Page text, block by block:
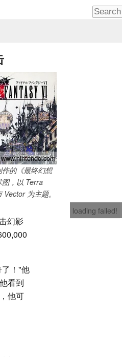
的《最终幻想
，以 Terra
为主题。
loading failed!
幻影
！"他
看到
他可